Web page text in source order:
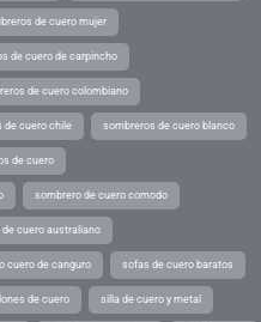
de cuero mujer
de cuero de carpincho
de cuero colombiano
de cuero chile sombreros de cuero blanco
de cuero
sombrero de cuero comodo
cuero australiano
cuero de canguro sofas de cuero baratos
de cuero silla de cuero y metal